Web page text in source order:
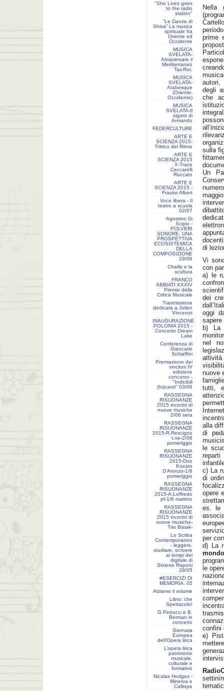
"She Lives goes
to the radio
station"
“Le Danze di
Shiva” La musica
spirituale fra
Oriente ed
Occidente
MUSICA
SVELATA-
Attraversare il
Mediterraneo
Tav.Rot.
MUSICA
SVELATA-
Arabesque
(Oriente-
Occidente)
MUSICA
SVELATA-Il
sigaro di
Armando
FEDERCULTURE
ARTE E
SCIENZA 2015-
Trittico del Ritmo
ARTE E
SCIENZA 2015
X-Trace
Ceccarelli
Roccato
ARTE E
SCIENZA 2015 -
Frauke Albert
Voce libera - Il
teatro a scuola
02/07
Agostino Di
Scipio -
POLVERI
SONORE. UNA
PROSPETTIVA
ECOSISTEMICA
DELLA
COMPOSIZIONE
29/06
Chailly e la
scultura
FRANCO
ABBIATI XXXIV
Premio della
Critica Musicale
Trasmissione
dedicata a Julien
Vincenot
INAUGURAZIONE
POLONIA 2015 -
Concerto Dream
Lake
Conferenza di
Giancarlo
Schiaffini
Premiazione dei
vincitori IV
edizione
concorso -
"Indicibili
(In)canti" 03/06
RASSEGNA
RISUONANZE
2015 incontri di
nuove musiche
2/06 sera
RASSEGNA
RISUONANZE
2015-R.Rescigno
t.ne-2/06
pomeriggio
RASSEGNA
RISUONANZE
2015-Duo
Kozato
D'Aronzo-1/6
pomeriggio
RASSEGNA
RISUONANZE
2015-A:Loffredo
pf-1/6 mattino
RASSEGNA
RISUONANZE
2015 incontri di
nuove musiche-
Trio Bisiak-
Lo Scriba
Contemporaneo
- leggere,
studiare, scrivere
ai tempi del
digitale di
Simone Raponi
29/05
#ESERCIZI DI
MEMORIA. 05
Alziamo il volume
Libro: che
Spettacolo!
G.Petrucci e B.
Berman in
concerto
Giornata
Europea
dell'Opera lirica
L’opera lirica
patrimonio
musicale,
culturale e
formativo
Nicolas Hodges -
Minerva e
Calliope
Nella
prime
autori,
degli
che
sulla
Un
di
Vi
con
a) le
dei
oggi
sapere
b)
nel
nuove
tutti,
alla
di
le
c) La
di
opere
es. le
per
d) La
le
confini
e)